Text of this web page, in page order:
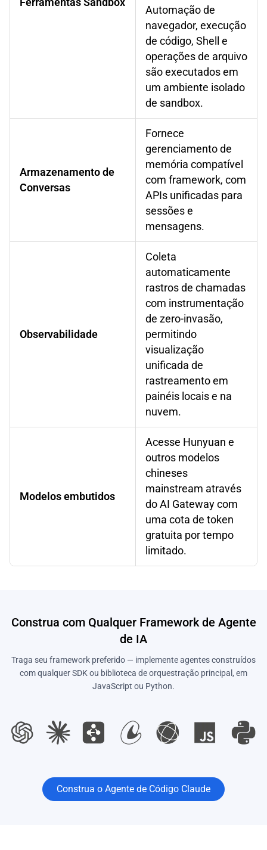
Automação de
navegador, execução
de código, Shell e
operações de arquivo
são executados em
um ambiente isolado
de sandbox.
Armazenamento de
Conversas
Fornece
gerenciamento de
memória compatível
com framework, com
APIs unificadas para
sessões e
mensagens.
Observabilidade
Coleta
automaticamente
rastros de chamadas
com instrumentação
de zero-invasão,
permitindo
visualização
unificada de
rastreamento em
painéis locais e na
nuvem.
Modelos embutidos
Acesse Hunyuan e
outros modelos
chineses
mainstream através
do AI Gateway com
uma cota de token
gratuita por tempo
limitado.
Construa com Qualquer Framework de Agente
de IA
Traga seu framework preferido — implemente agentes construídos
com qualquer SDK ou biblioteca de orquestração principal, em
JavaScript ou Python.
Construa o Agente de Código Claude